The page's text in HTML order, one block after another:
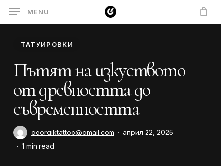
Skip
content
MENU
ТАТУИРОВКИ
Пътят на изкуството
от древността до
съвременността
georgiktattoo@gmail.com
април 22, 2025
1 min read